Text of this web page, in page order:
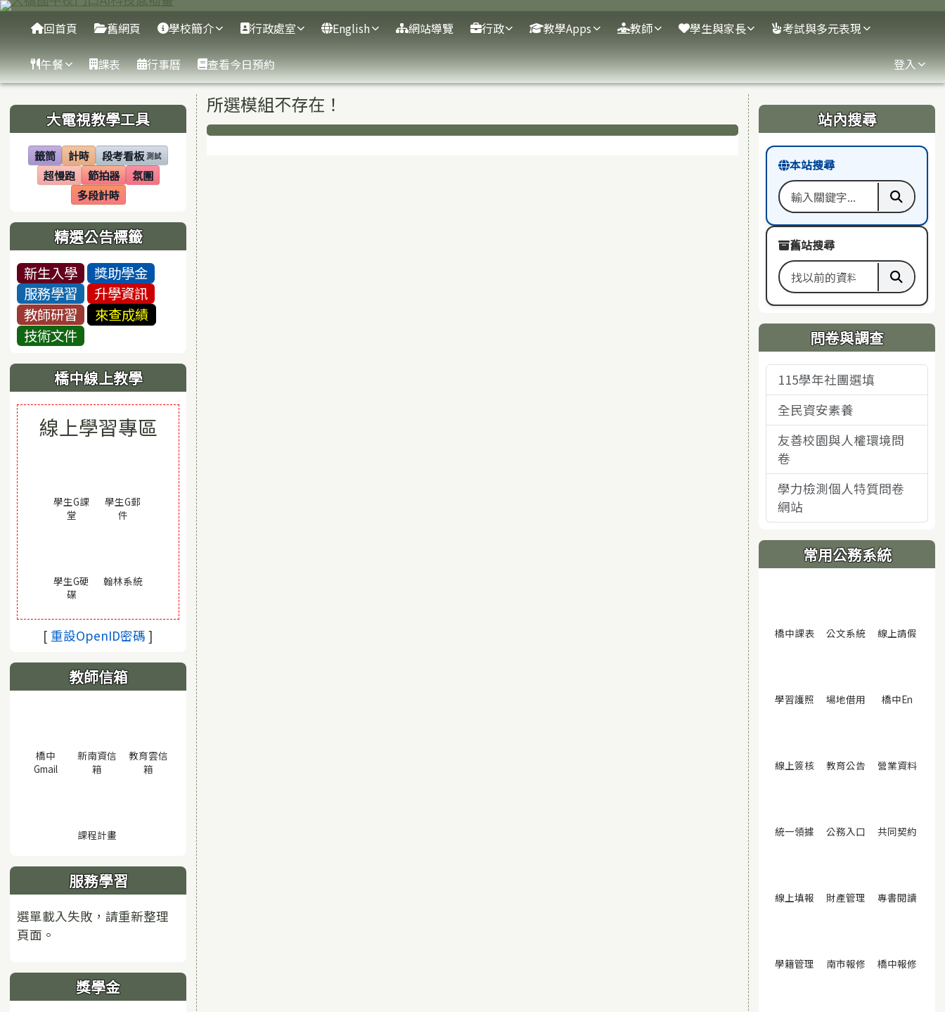
跳至主內容區
臺南市大橋國中
導覽列
回首頁 舊網頁 學校簡介 行政處室 English 網站導覽 行政 教學Apps 教師 學生與家長 考試與多元表現
午餐 課表 行事曆 查看今日預約 登入
左邊區域內容
大電視教學工具
籤筒
(另開視窗)
計時
(另開視窗)段考看板 測試
(另開視窗)
超慢跑
(另開視窗)節拍器
(另開視窗)氛圍
(另開視窗)
多段計時
(另開視窗)
精選公告標籤
新生入學
獎助學金
服務學習
升學資訊
教師研習
來查成績
技術文件
橋中線上教學
線上學習專區
學生G課
堂(另開視窗)
學生G郵
件(另開視窗)
學生G硬
碟(另開視窗)
翰林系統(另開視窗)
[ 重設OpenID密碼 (另開視窗)
]
教師信箱
橋中
Gmail(另開視窗)
新南資信
箱 (另開視窗)
教育雲信
箱 (另開視窗)
課程計畫
服務學習
選單載入失敗，請重新整理
頁面。
獎學金
主內容區域
所選模組不存在！
下中區域內容 右邊區域內容
站內搜尋
本站搜尋
搜尋關鍵字 執行本
舊站搜尋
搜尋舊站關鍵字 執行舊
問卷與調查
115學年社團選填
全民資安素養
友善校園與人權環境問
卷
學力檢測個人特質問卷
網站
常用公務系統
橋中課表(另開視窗)
公文系統(另開視窗)
線上請假
學習護照 (另開視窗)
場地借用 (另開視窗)
橋中En
線上簽核(另開視窗)
教育公告(另開視窗)
營業資料(另開
統一領據 (另開視窗)
公務入口 (另開視窗)
共同契約
線上填報 (另開視窗)
財產管理 (另開視窗)
專書閱讀
學籍管理 (另開視窗)
南市報修 (另開視窗)
橋中報修
頁尾區域